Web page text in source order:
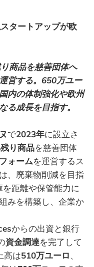
ートアップが欧
商品を慈善団体へ
営する。650万ユー
内の体制強化や欧州
る成長を目指す。
で2023年に設立さ
り商品を慈善団体
ォームを運営するス
、廃棄物削減を目指
距離や保管能力に
みを構築し、企業か
からの出資と銀行
資金調達を完了して
高は510万ユーロ、